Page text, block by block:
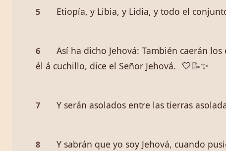
5 Etiopía, y Libia, y Lidia, y todo el
6
Así ha dicho Jehová: También caerán
él á cuchillo, dice el Señor Jehová.
🤍 📝✨
7 Y serán asolados entre las tierras
8 Y sabrán que yo soy Jehová, cuando